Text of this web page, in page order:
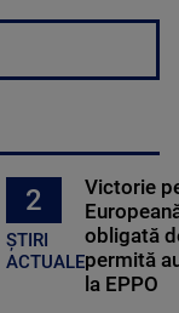
2
ȘTIRI
ACTUALE
Victorie
obligată
permită
la EPPO